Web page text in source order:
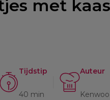
met kaas
Tijdstip
40 min
Auteur